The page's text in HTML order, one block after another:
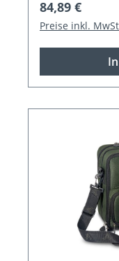
Regulärer
84,89 €
Preise inkl.